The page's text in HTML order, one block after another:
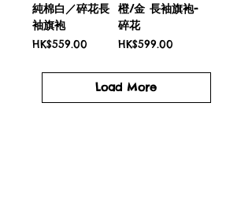
純棉白／碎花長
袖旗袍
Price
HK$559.00
橙/金 長袖旗袍-
碎花
Price
HK$599.00
Load More